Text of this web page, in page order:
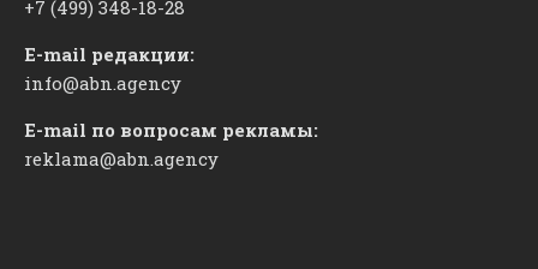
+7 (499) 348-18-28
E-mail редакции:
info@abn.agency
E-mail по вопросам рекламы:
reklama@abn.agency